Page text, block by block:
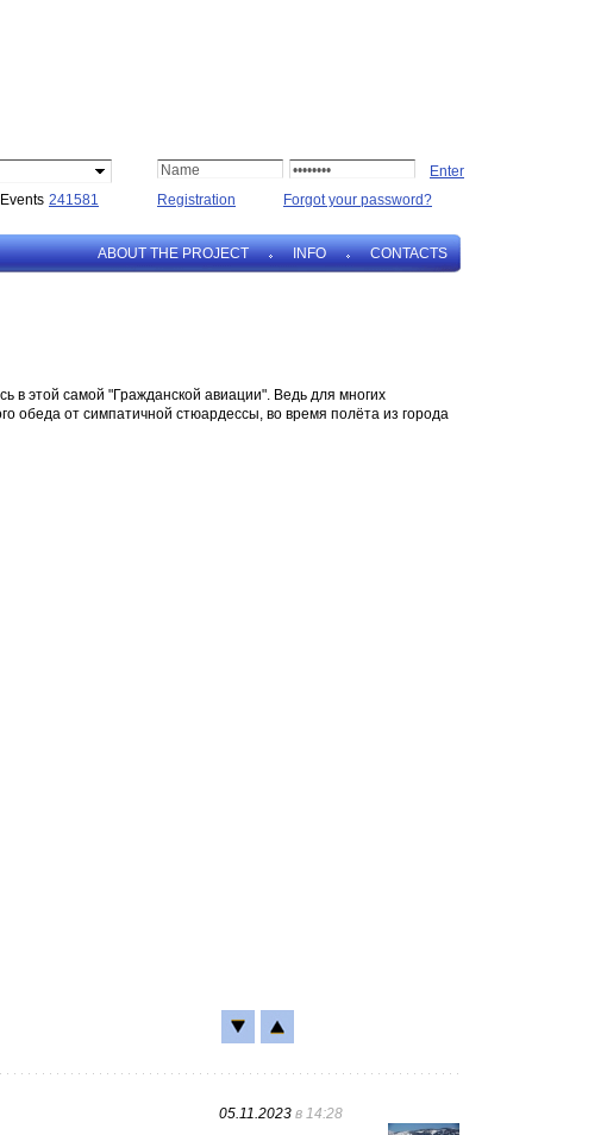
Events 241581 Registration Forgot your password?
ABOUT THE PROJECT INFO CONTACTS
в этой самой "Гражданской авиации". Ведь для многих
обеда от симпатичной стюардессы, во время полёта из города
05.11.2023 в 14:28